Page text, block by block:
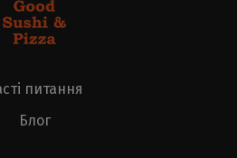
питання
Блог